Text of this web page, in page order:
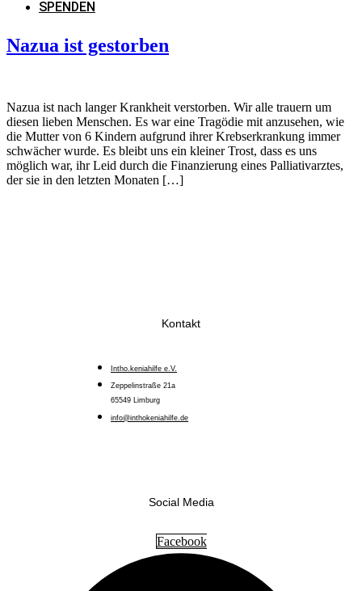
SPENDEN
Nazua ist gestorben
Nazua ist nach langer Krankheit verstorben. Wir alle trauern um
diesen lieben Menschen. Es war eine Tragödie mit anzusehen, wie
die Mutter von 6 Kindern aufgrund ihrer Krebserkrankung immer
schwächer wurde. Es bleibt uns ein kleiner Trost, dass es uns
möglich war, ihr Leid durch die Finanzierung eines Palliativarztes,
der sie in den letzten Monaten […]
Kontakt
Intho.keniahilfe e.V.
Zeppelinstraße 21a
65549 Limburg
info@inthokeniahilfe.de
Social Media
Facebook